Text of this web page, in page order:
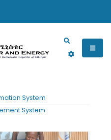
System
System